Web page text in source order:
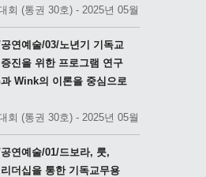
회 (통권 30호) - 2025년 05월
연예술/03/노년기 기독교
진을 위한 프로그램 연구
Wink의 이론을 중심으로
회 (통권 30호) - 2025년 05월
연예술/01/드보라, 룻,
더십을 통한 기독교무용